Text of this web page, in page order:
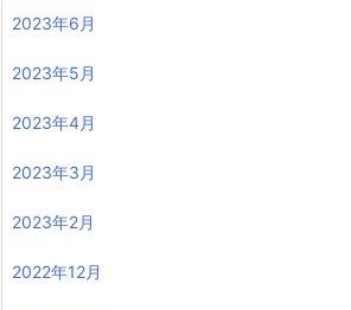
2023年6月
2023年5月
2023年4月
2023年3月
2023年2月
2022年12月